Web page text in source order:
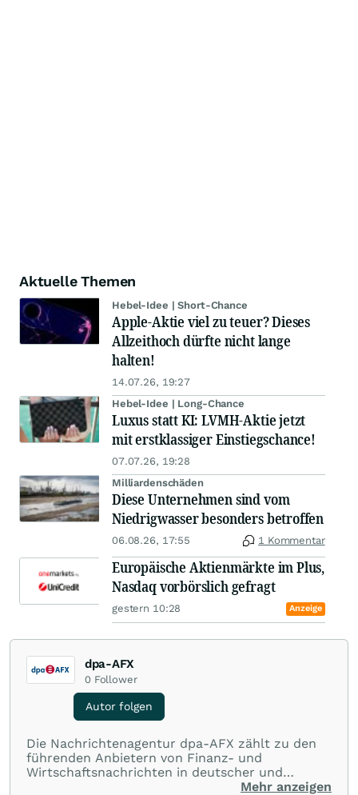
Aktuelle Themen
Hebel-Idee | Short-Chance
Apple-Aktie viel zu teuer? Dieses
Allzeithoch dürfte nicht lange
halten!
14.07.26, 19:27
Hebel-Idee | Long-Chance
Luxus statt KI: LVMH-Aktie jetzt
mit erstklassiger Einstiegschance!
07.07.26, 19:28
Milliardenschäden
Diese Unternehmen sind vom
Niedrigwasser besonders betroffen
06.08.26, 17:55 1 Kommentar
Europäische Aktienmärkte im Plus,
Nasdaq vorbörslich gefragt
gestern 10:28 Anzeige
dpa-AFX
0 Follower
Autor folgen
Die Nachrichtenagentur dpa-AFX zählt zu den
führenden Anbietern von Finanz- und
Wirtschaftsnachrichten in deutscher und
englischer Sprache. Gestützt auf einMehr anzeigen